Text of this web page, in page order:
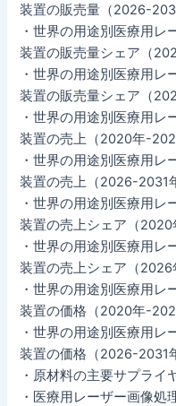
装置の販売量（2026-
・世界の用途別医療用レ
装置の販売量シェア（
・世界の用途別医療用レ
装置の販売量シェア（
・世界の用途別医療用レ
装置の売上（2020年-
・世界の用途別医療用レ
装置の売上（2026-2031
・世界の用途別医療用レ
装置の売上シェア（2020
・世界の用途別医療用レ
装置の売上シェア（2026
・世界の用途別医療用レ
装置の価格（2020年-
・世界の用途別医療用レ
装置の価格（2026-2031
・原材料の主要サプライ
・医療用レーザー画像処